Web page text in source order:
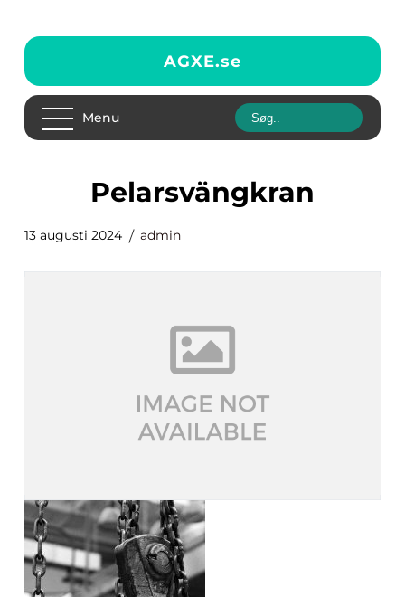
AGXE.se
Menu
Pelarsvängkran
13 augusti 2024 admin